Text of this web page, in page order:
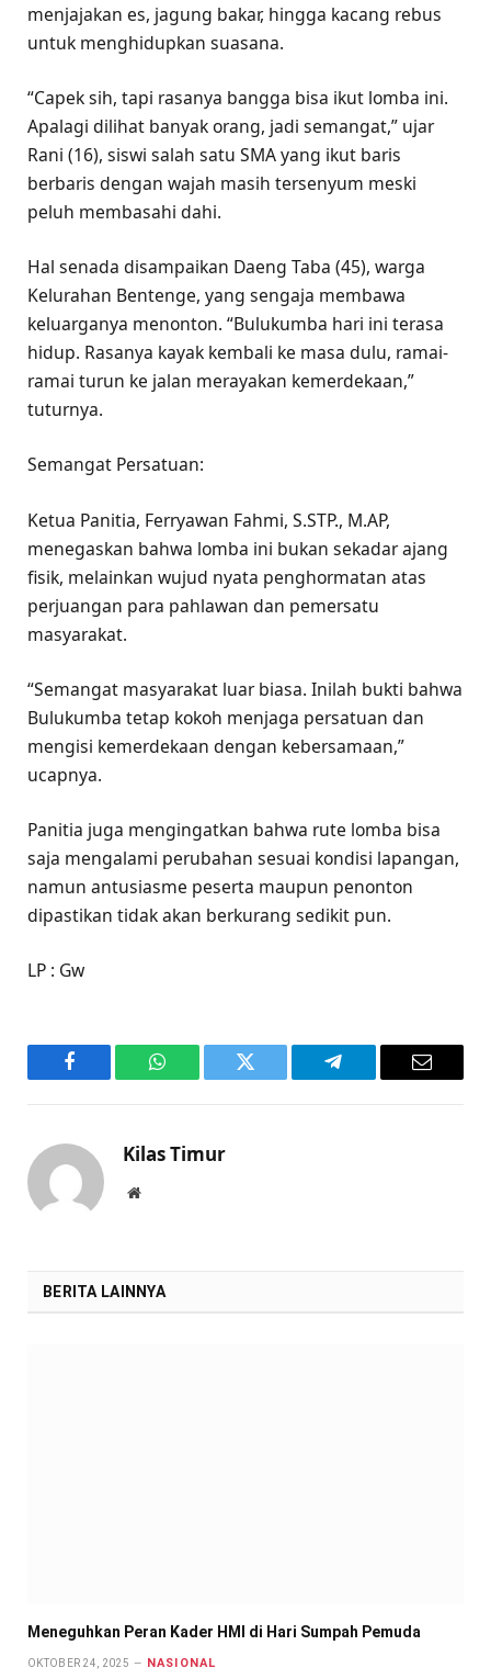
menjajakan es, jagung bakar, hingga kacang rebus
untuk menghidupkan suasana.
“Capek sih, tapi rasanya bangga bisa ikut lomba ini.
Apalagi dilihat banyak orang, jadi semangat,” ujar
Rani (16), siswi salah satu SMA yang ikut baris
berbaris dengan wajah masih tersenyum meski
peluh membasahi dahi.
Hal senada disampaikan Daeng Taba (45), warga
Kelurahan Bentenge, yang sengaja membawa
keluarganya menonton. “Bulukumba hari ini terasa
hidup. Rasanya kayak kembali ke masa dulu, ramai-
ramai turun ke jalan merayakan kemerdekaan,”
tuturnya.
Semangat Persatuan:
Ketua Panitia, Ferryawan Fahmi, S.STP., M.AP,
menegaskan bahwa lomba ini bukan sekadar ajang
fisik, melainkan wujud nyata penghormatan atas
perjuangan para pahlawan dan pemersatu
masyarakat.
“Semangat masyarakat luar biasa. Inilah bukti bahwa
Bulukumba tetap kokoh menjaga persatuan dan
mengisi kemerdekaan dengan kebersamaan,”
ucapnya.
Panitia juga mengingatkan bahwa rute lomba bisa
saja mengalami perubahan sesuai kondisi lapangan,
namun antusiasme peserta maupun penonton
dipastikan tidak akan berkurang sedikit pun.
LP : Gw
Facebook WhatsAppTwitter Telegram Email
Kilas Timur
Website
BERITA LAINNYA
Meneguhkan Peran Kader HMI di Hari Sumpah Pemuda
OKTOBER 24, 2025 NASIONAL